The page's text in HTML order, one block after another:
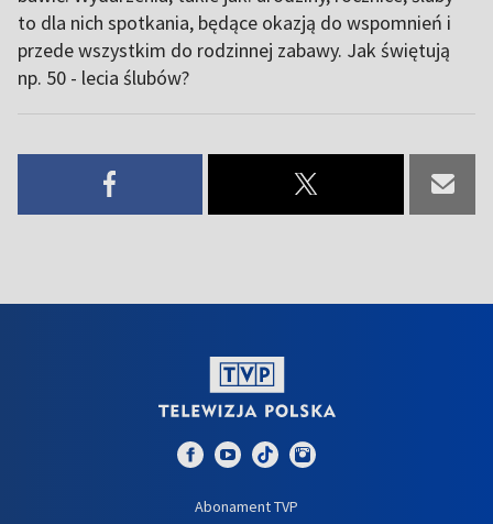
to dla nich spotkania, będące okazją do wspomnień i
przede wszystkim do rodzinnej zabawy. Jak świętują
np. 50 - lecia ślubów?
Abonament TVP